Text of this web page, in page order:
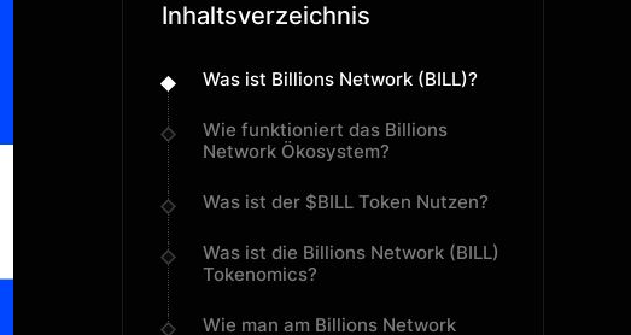
Inhaltsverzeichnis
Was ist Billions Network (BILL)?
Wie funktioniert das Billions
Network Ökosystem?
Was ist der $BILL Token Nutzen?
Was ist die Billions Network (BILL)
Tokenomics?
Wie man am Billions Network